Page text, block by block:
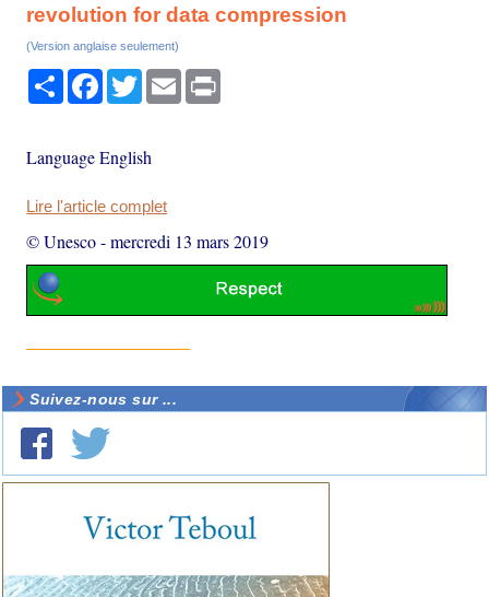
revolution for data compression
(Version anglaise seulement)
PartagerFacebook
TwitterEmail
Language English
Lire l'article complet
© Unesco-mercredi 13 mars 2019
Suivez-nous sur ...